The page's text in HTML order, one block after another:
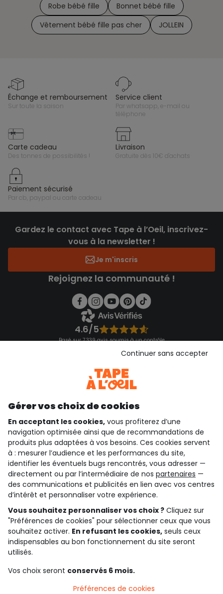
Robe bébé fille
Bonnet bébé fille
Vêtement bébé fille pas cher
JOLLEIN
échange et remboursement
sur toute la saison
service client
par whatsapp, e-mail ou
téléphone
carte cadeau
des tonnes de possibilités !
livraison
gratuite dès 10€ d'achats
paiement sécurisé
par cb, paypal ou carte cadeau
Gardez le contact avec Tape à l’Oeil, inscrivez-
vous à la newsletter !
Je m'inscris
Rejoignez la communauté !
4.6/5
Basé sur 7 339 avis soumis à un contrôle
Consulter les CGU
qui sommes-nous ?
besoin d'aide ?
le club fidélité
notre catalogue
Conditions générales de ventes et d'utilisation
Conditions d’utilisation des réseaux sociaux
Politique de confidentialité
Cookies et données personnelles
Paramètres des cookies
Gérer vos choix de cookies
En acceptant les cookies, vous profiterez d’une
navigation optimisée ainsi que de recommandations de
produits plus adaptées à vos besoins. Ces cookies servent
à : mesurer l’audience et les performances du site,
identifier les éventuels bugs rencontrés, vous adresser —
directement ou par l’intermédiaire de nos partenaires —
des communications et publicités en lien avec vos centres
d’intérêt et personnaliser votre expérience.
Vous souhaitez personnaliser vos choix ? Cliquez sur
"Préférences de cookies" pour sélectionner ceux que vous
souhaitez activer. En refusant les cookies, seuls ceux
indispensables au bon fonctionnement du site seront
utilisés.
Vos choix seront conservés 6 mois.
Continuer sans accepter
Préférences de cookies